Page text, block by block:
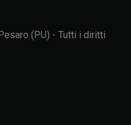
(PU) - Tutti i diritti